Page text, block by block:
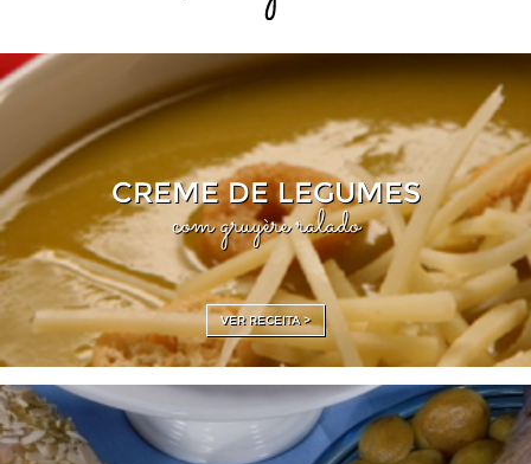
CREME DE LEGUMES
com gruyère ralado
VER RECEITA >